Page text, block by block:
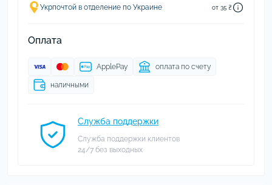
Укрпочтой в отделение по Украине от 35 ₴
Оплата
ApplePay оплата по счету
наличными
Служба поддержки
Служба поддержки клиентов
24/7 без выходных